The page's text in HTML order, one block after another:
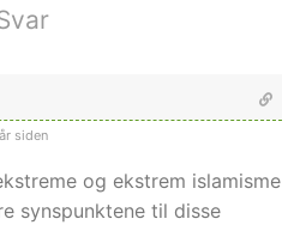
siden
og ekstrem islamisme
synspunktene til disse